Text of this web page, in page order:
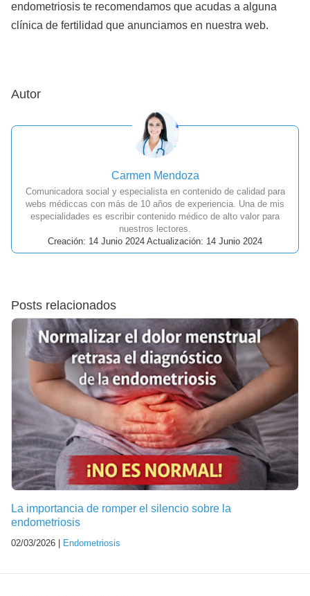
endometriosis te recomendamos que acudas a alguna
clínica de fertilidad que anunciamos en nuestra web.
Autor
Carmen Mendoza
Comunicadora social y especialista en contenido de calidad para
webs médiccas con más de 10 años de experiencia. Una de mis
especialidades es escribir contenido médico de alto valor para
nuestros lectores.
Creación: 14 Junio 2024 Actualización: 14 Junio 2024
Posts relacionados
La importancia de romper el silencio sobre la
endometriosis
02/03/2026 | Endometriosis